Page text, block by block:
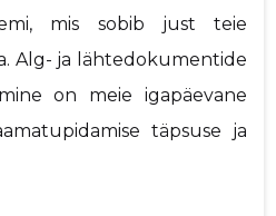
mis sobib just teie
Alg- ja lähtedokumentide
on meie igapäevane
täpsuse ja